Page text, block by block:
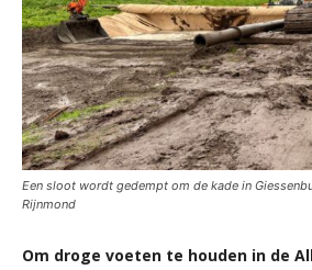
Een sloot wordt gedempt om de kade in
Rijnmond
Om droge voeten te houden in de